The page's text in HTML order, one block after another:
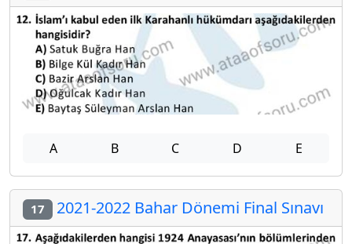
A B C D E
17 2021-2022 Bahar Dönemi Final Sınavı